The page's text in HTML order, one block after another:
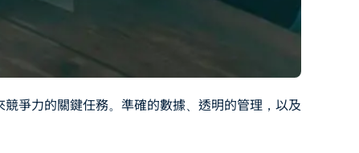
爭力的關鍵任務。準確的數據、透明的管理，以及